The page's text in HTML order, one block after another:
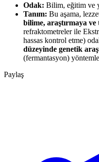
Odak: Bilim, eğitim ve
Tanım: Bu aşama,
bilime, araştırmaya
refraktometreler ile
hassas kontrol etme)
düzeyinde genetik
(fermantasyon)
Paylaş